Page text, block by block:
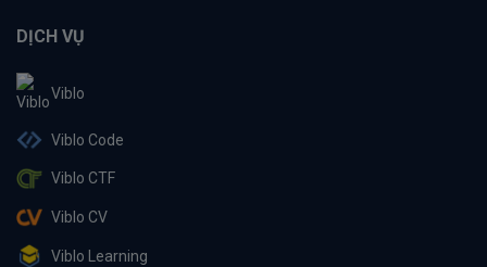
DỊCH VỤ
Viblo
Viblo Code
Viblo CTF
Viblo CV
Viblo Learning